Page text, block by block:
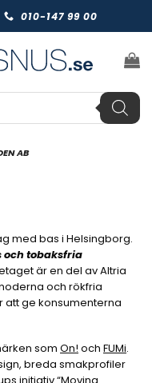
010-147 99 00
AB
med bas i Helsingborg.
och tobaksfria
är en del av Altria
och rökfria
att ge konsumenterna
som On! och FUMi.
breda smakprofiler